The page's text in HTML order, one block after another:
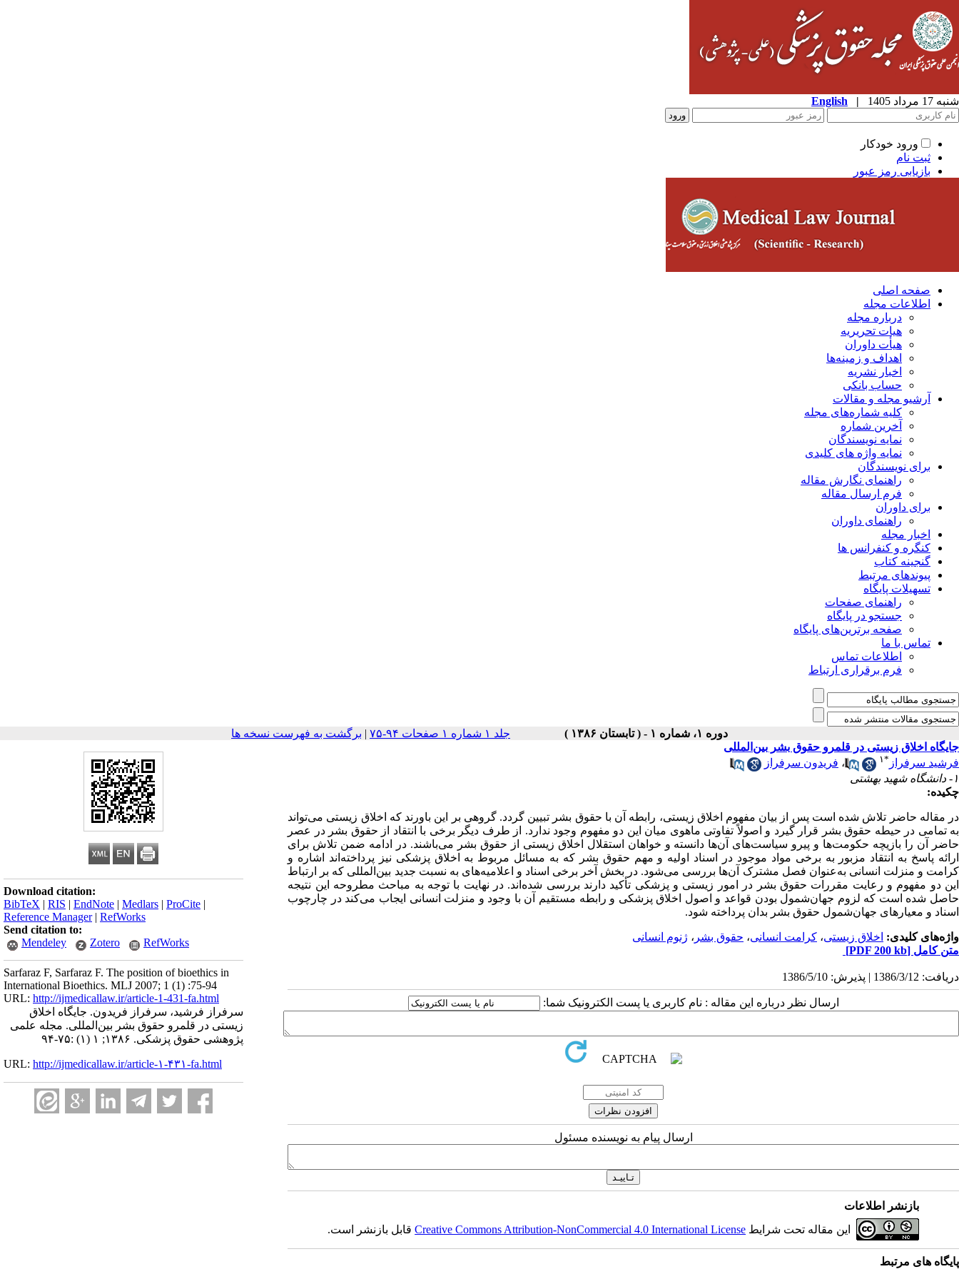
شنبه 17 مرداد 1405 |
English
ورود خودکار
ثبت نام
بازیابی رمز عبور
صفحه اصلی
اطلاعات مجله
درباره مجله
هیات تحریریه
هیأت داوران
اهداف و زمینه‌ها
اخبار نشریه
حساب بانکی
آرشیو مجله و مقالات
کلیه شماره‌های مجله
آخرین شماره
نمایه نویسندگان
نمایه واژه های کلیدی
برای نویسندگان
راهنمای نگارش مقاله
فرم ارسال مقاله
برای داوران
راهنمای داوران
اخبار مجله
کنگره و کنفرانس ها
گنجینه کتاب
پیوندهای مرتبط
تسهیلات پایگاه
راهنمای صفحات
جستجو در پایگاه
صفحه برترین‌های پایگاه
تماس با ما
اطلاعات تماس
فرم برقراری ارتباط
دوره ۱، شماره ۱ - ( تابستان ۱۳۸۶ ) جلد ۱ شماره ۱ صفحات ۹۴-۷۵ | برگشت به فهرست نسخه ها
Download citation:
BibTeX | RIS | EndNote | Medlars | ProCite |
Reference Manager| RefWorks
Send citation to:
Mendeley
Zotero RefWorks
Sarfaraz F, Sarfaraz F. The position of bioethics in
International Bioethics. MLJ 2007; 1 (1) :75-94
URL: http://ijmedicallaw.ir/article-1-431-fa.html
سرفراز فرشید، سرفراز فریدون. جایگاه اخلاق
زیستی در قلمرو حقوق بشر بین‌المللی. مجله علمی
پژوهشی حقوق پزشکی. ۱۳۸۶; ۱ (۱) :۷۵-۹۴
URL: http://ijmedicallaw.ir/article-۱-۴۳۱-fa.html
جایگاه اخلاق زیستی در قلمرو حقوق بشر بین‌المللی
فرشید سرفراز *۱ ، فریدون سرفراز
۱- دانشگاه شهید بهشتی
چکیده:
در مقاله حاضر تلاش شده است پس از بیان مفهوم اخلاق زیستی، رابطه آن با حقوق بشر تبیین گردد. گروهی بر این باورند که اخلاق زیستی می‌تواند
به تمامی در حیطه حقوق بشر قرار گیرد و اصولاً تفاوتی ماهوی میان این دو مفهوم وجود ندارد. از طرف دیگر برخی با انتقاد از حقوق بشر در عصر
حاضر آن را بازیچه حکومت‌ها و پیرو سیاست‌های آن‌ها دانسته و خواهان استقلال اخلاق زیستی از حقوق بشر می‌باشند. در ادامه ضمن تلاش برای
ارائه پاسخ به انتقاد مزبور به برخی مواد موجود در اسناد اولیه و مهم حقوق بشر که به مسائل مربوط به اخلاق پزشکی نیز پرداخته‌اند اشاره و
کرامت و منزلت انسانی به‌‌عنوان فصل مشترک آن‌ها بررسی می‌شود. در بخش آخر برخی اسناد و اعلامیه‌های به نسبت جدید بین‌المللی که بر ارتباط
این دو مفهوم و رعایت مقررات حقوق بشر در امور زیستی و پزشکی تأکید دارند بررسی شده‌اند. در نهایت با توجه به مباحث مطروحه این نتیجه
حاصل شده است که لزوم جهان‌شمول بودن قواعد و اصول اخلاق پزشکی و رابطه مستقیم آن با وجود و منزلت انسانی ایجاب می‌کند در چارچوب
اسناد و معیارهای جهان‌شمول حقوق بشر بدان پرداخته شود.
واژه‌های کلیدی: اخلاق زیستی، کرامت انسانی، حقوق بشر ، ژنوم انسانی
متن کامل [PDF 200 kb]
دریافت: 1386/3/12 | پذیرش: 1386/5/10
ارسال نظر درباره این مقاله : نام کاربری یا پست الکترونیک شما:
ارسال پیام به نویسنده مسئول
بازنشر اطلاعات
این مقاله تحت شرایط Creative Commons Attribution-NonCommercial 4.0 International Licenseقابل بازنشر است.
پایگاه های مرتبط